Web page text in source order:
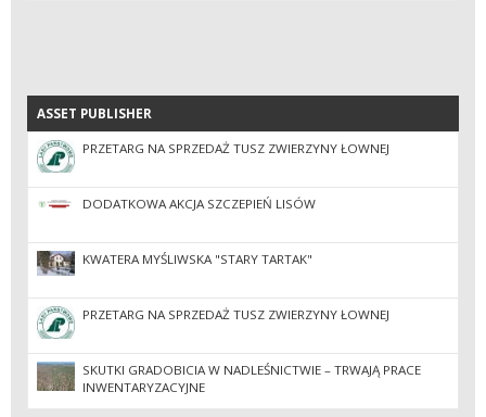
ASSET PUBLISHER
ASSET PUBLISHER
PRZETARG NA SPRZEDAŻ TUSZ ZWIERZYNY ŁOWNEJ
DODATKOWA AKCJA SZCZEPIEŃ LISÓW
KWATERA MYŚLIWSKA "STARY TARTAK"
PRZETARG NA SPRZEDAŻ TUSZ ZWIERZYNY ŁOWNEJ
SKUTKI GRADOBICIA W NADLEŚNICTWIE – TRWAJĄ PRACE
INWENTARYZACYJNE